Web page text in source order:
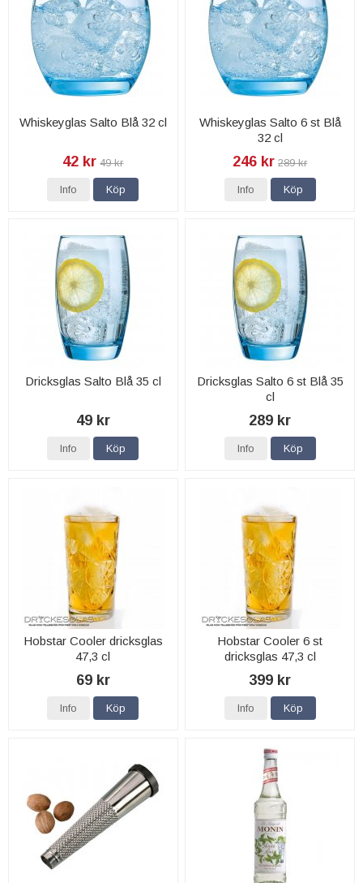
Whiskeyglas Salto Blå 32 cl
42 kr 49 kr
Info Köp
Whiskeyglas Salto 6 st Blå
32 cl
246 kr 289 kr
Info Köp
Dricksglas Salto Blå 35 cl
49 kr
Info Köp
Dricksglas Salto 6 st Blå 35
cl
289 kr
Info Köp
Hobstar Cooler dricksglas
47,3 cl
69 kr
Info Köp
Hobstar Cooler 6 st
dricksglas 47,3 cl
399 kr
Info Köp